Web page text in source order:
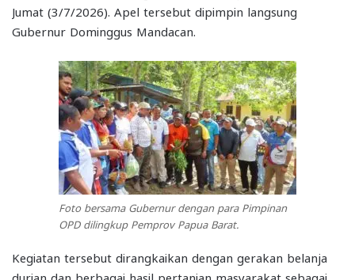
Jumat (3/7/2026). Apel tersebut dipimpin langsung
Gubernur Dominggus Mandacan.
Foto bersama Gubernur dengan para Pimpinan
OPD dilingkup Pemprov Papua Barat.
Kegiatan tersebut dirangkaikan dengan gerakan belanja
durian dan berbagai hasil pertanian masyarakat sebagai